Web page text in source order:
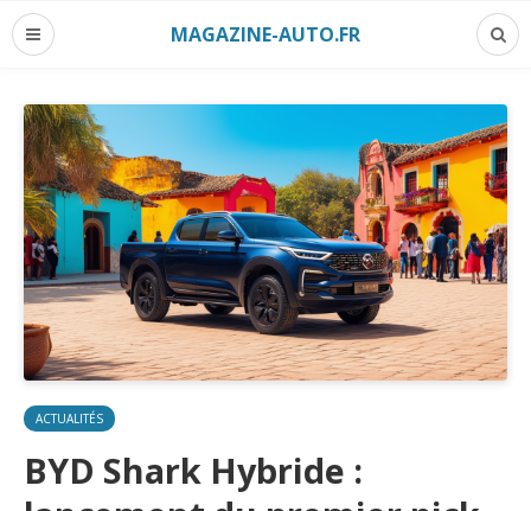
MAGAZINE-AUTO.FR
ACTUALITÉS
BYD Shark Hybride :